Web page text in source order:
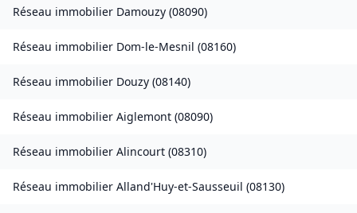
Réseau immobilier Damouzy (08090)
Réseau immobilier Dom-le-Mesnil (08160)
Réseau immobilier Douzy (08140)
Réseau immobilier Aiglemont (08090)
Réseau immobilier Alincourt (08310)
Réseau immobilier Alland'Huy-et-Sausseuil (08130)